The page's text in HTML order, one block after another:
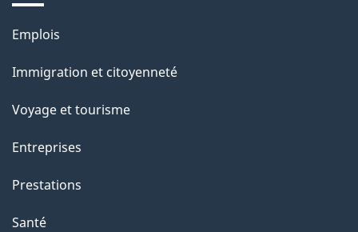
Thèmes
sujets
Emplois
Immigration et citoyenneté
Voyage et tourisme
Entreprises
Prestations
Santé